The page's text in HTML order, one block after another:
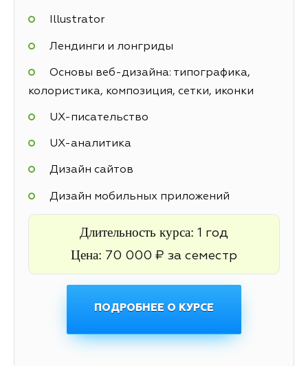
Illustrator
Лендинги и лонгриды
Основы веб-дизайна: типографика,
колористика, композиция, сетки, иконки
UX-писательство
UX-аналитика
Дизайн сайтов
Дизайн мобильных приложений
Длительность курса: 1 год
Цена: 70 000 ₽ за семестр
ПОДРОБНЕЕ О КУРСЕ